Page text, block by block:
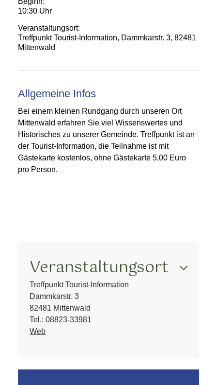
10:30 Uhr
Veranstaltungsort:
Treffpunkt Tourist-Information, Dammkarstr. 3, 82481
Mittenwald
Allgemeine Infos
Bei einem kleinen Rundgang durch unseren Ort
Mittenwald erfahren Sie viel Wissenswertes und
Historisches zu unserer Gemeinde. Treffpunkt ist an
der Tourist-Information, die Teilnahme ist mit
Gästekarte kostenlos, ohne Gästekarte 5,00 Euro
pro Person.
Veranstaltungsort
Treffpunkt Tourist-Information
Dammkarstr. 3
82481 Mittenwald
Tel.:08823-33981
Web